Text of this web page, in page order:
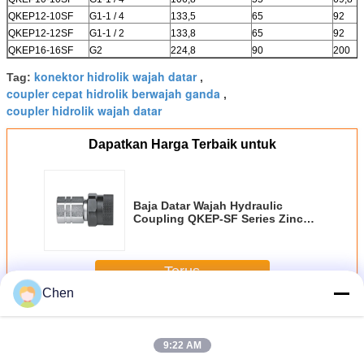
QKEP12-10SF
G1-1 / 4 133,5 65
92
QKEP12-12SF
G1-1 / 2 133,8 65
92
QKEP16-16SF
G2 224,8 90 200
Tag: konektor hidrolik wajah datar,
coupler cepat hidrolik berwajah ganda ,
coupler hidrolik wajah datar
Dapatkan Harga Terbaik untuk
Baja Datar Wajah Hydraulic
Coupling QKEP-SF Series Zinc
Terus
LebihCoupling Hidrolik Wajah Datar
Chen
9:22 AM